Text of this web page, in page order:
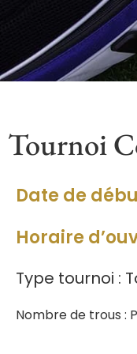
Tournoi
Date de
Horaire
Type tournoi :
Nombre de trous :